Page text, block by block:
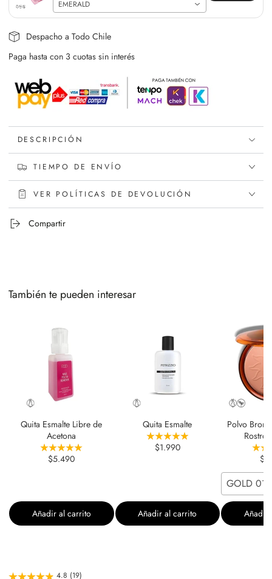
EMERALD
Despacho a Todo Chile
Paga hasta con 3 cuotas sin interés
DESCRIPCIÓN
TIEMPO DE ENVÍO
VER POLÍTICAS DE DEVOLUCIÓN
Compartir
También te pueden interesar
Quita Esmalte Libre de
Acetona
$5.490
Añadir al carrito
Quita Esmalte
$1.990
Añadir al carrito
Polvo
Rostro
GOLD 01
Añadir
4.8 (19)